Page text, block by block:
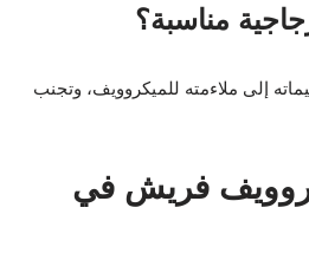
مناسبة؟
إلى ملاءمته للميكروويف، وتجنب
فريش في